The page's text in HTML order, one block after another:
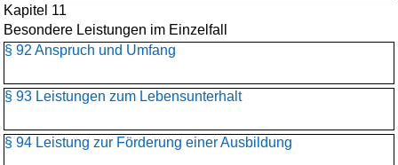
Kapitel 11
Besondere Leistungen im Einzelfall
§ 92 Anspruch und Umfang
§ 93 Leistungen zum Lebensunterhalt
§ 94 Leistung zur Förderung einer Ausbildung